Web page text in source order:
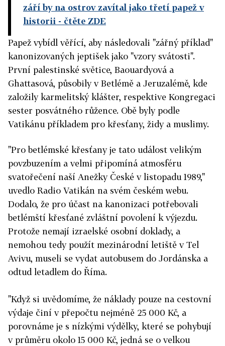
září by na ostrov zavítal jako třetí papež v
historii - čtěte ZDE
Papež vybídl věřící, aby následovali "zářný příklad"
kanonizovaných jeptišek jako "vzory svátosti".
První palestinské světice, Baouardyová a
Ghattasová, působily v Betlémě a Jeruzalémě, kde
založily karmelitský klášter, respektive Kongregaci
sester posvátného růžence. Obě byly podle
Vatikánu příkladem pro křesťany, židy a muslimy.
"Pro betlémské křesťany je tato událost velikým
povzbuzením a velmi připomíná atmosféru
svatořečení naší Anežky České v listopadu 1989,"
uvedlo Radio Vatikán na svém českém webu.
Dodalo, že pro účast na kanonizaci potřebovali
betlémští křesťané zvláštní povolení k výjezdu.
Protože nemají izraelské osobní doklady, a
nemohou tedy použít mezinárodní letiště v Tel
Avivu, museli se vydat autobusem do Jordánska a
odtud letadlem do Říma.
"Když si uvědomíme, že náklady pouze na cestovní
výdaje činí v přepočtu nejméně 25 000 Kč, a
porovnáme je s nízkými výdělky, které se pohybují
v průměru okolo 15 000 Kč, jedná se o velkou